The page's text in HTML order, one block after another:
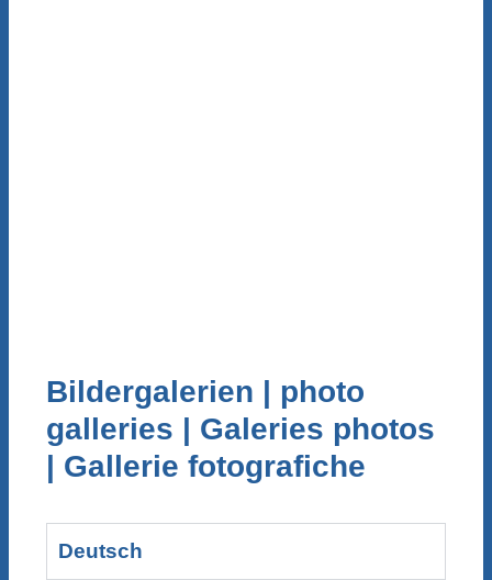
Bildergalerien | photo
galleries | Galeries photos
| Gallerie fotografiche
Deutsch